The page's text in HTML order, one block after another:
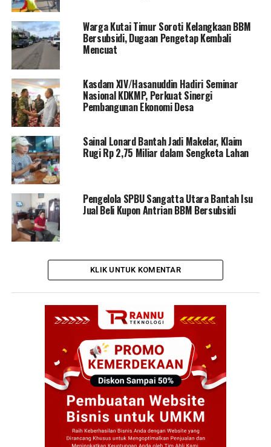
Warga Kutai Timur Soroti Kelangkaan BBM
Bersubsidi, Dugaan Pengetap Kembali
Mencuat
Kasdam XIV/Hasanuddin Hadiri Seminar
Nasional KDKMP, Perkuat Sinergi
Pembangunan Ekonomi Desa
Sainal Lonard Bantah Jadi Makelar, Klaim
Rugi Rp 2,75 Miliar dalam Sengketa Lahan
Pengelola SPBU Sangatta Utara Bantah Isu
Jual Beli Kupon Antrian BBM Bersubsidi
KLIK UNTUK KOMENTAR